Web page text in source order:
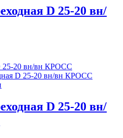
D 25-20 вн/
D 25-20 вн/